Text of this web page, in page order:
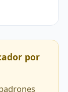
por